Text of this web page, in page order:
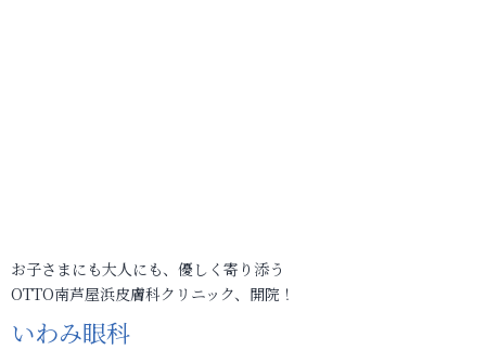
お子さまにも大人にも、優しく寄り添う
OTTO南芦屋浜皮膚科クリニック、開院！
いわみ眼科